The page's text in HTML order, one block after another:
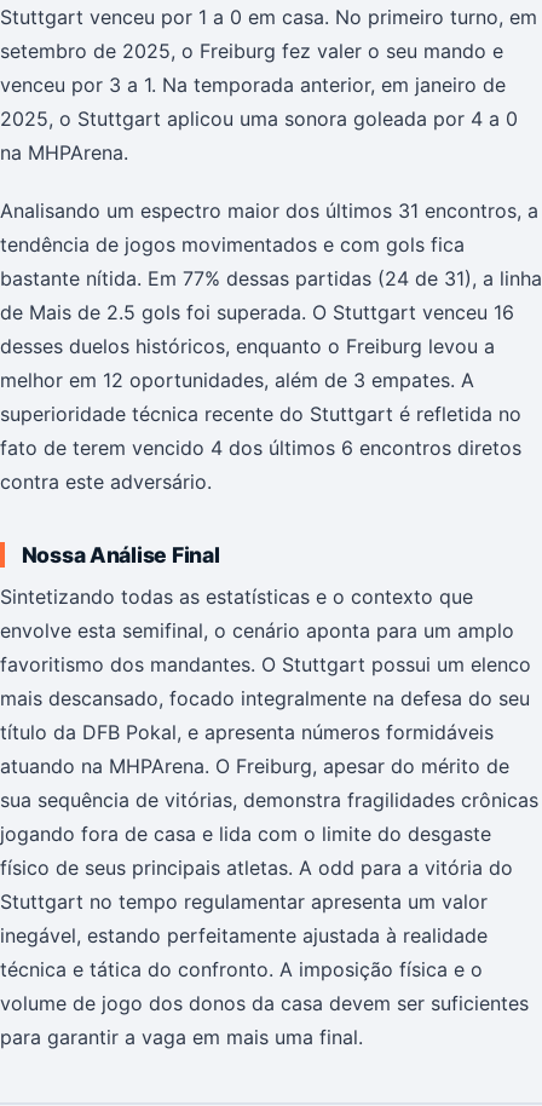
Stuttgart venceu por 1 a 0 em casa. No primeiro turno, em
setembro de 2025, o Freiburg fez valer o seu mando e
venceu por 3 a 1. Na temporada anterior, em janeiro de
2025, o Stuttgart aplicou uma sonora goleada por 4 a 0
na MHPArena.
Analisando um espectro maior dos últimos 31 encontros, a
tendência de jogos movimentados e com gols fica
bastante nítida. Em 77% dessas partidas (24 de 31), a linha
de Mais de 2.5 gols foi superada. O Stuttgart venceu 16
desses duelos históricos, enquanto o Freiburg levou a
melhor em 12 oportunidades, além de 3 empates. A
superioridade técnica recente do Stuttgart é refletida no
fato de terem vencido 4 dos últimos 6 encontros diretos
contra este adversário.
Nossa Análise Final
Sintetizando todas as estatísticas e o contexto que
envolve esta semifinal, o cenário aponta para um amplo
favoritismo dos mandantes. O Stuttgart possui um elenco
mais descansado, focado integralmente na defesa do seu
título da DFB Pokal, e apresenta números formidáveis
atuando na MHPArena. O Freiburg, apesar do mérito de
sua sequência de vitórias, demonstra fragilidades crônicas
jogando fora de casa e lida com o limite do desgaste
físico de seus principais atletas. A odd para a vitória do
Stuttgart no tempo regulamentar apresenta um valor
inegável, estando perfeitamente ajustada à realidade
técnica e tática do confronto. A imposição física e o
volume de jogo dos donos da casa devem ser suficientes
para garantir a vaga em mais uma final.